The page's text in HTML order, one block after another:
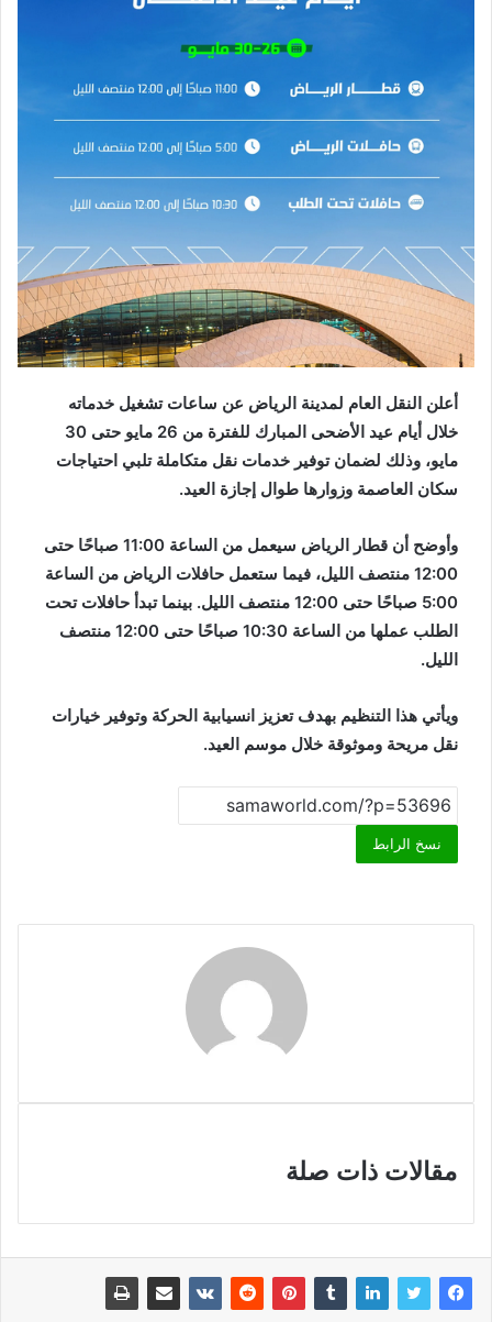
أعلن النقل العام لمدينة الرياض عن ساعات تشغيل خدماته
خلال أيام عيد الأضحى المبارك للفترة من 26 مايو حتى 30
مايو، وذلك لضمان توفير خدمات نقل متكاملة تلبي احتياجات
سكان العاصمة وزوارها طوال إجازة العيد.
وأوضح أن قطار الرياض سيعمل من الساعة 11:00 صباحًا حتى
12:00 منتصف الليل، فيما ستعمل حافلات الرياض من الساعة
5:00 صباحًا حتى 12:00 منتصف الليل. بينما تبدأ حافلات تحت
الطلب عملها من الساعة 10:30 صباحًا حتى 12:00 منتصف
الليل.
ويأتي هذا التنظيم بهدف تعزيز انسيابية الحركة وتوفير خيارات
نقل مريحة وموثوقة خلال موسم العيد.
نسخ الرابط
مقالات ذات صلة